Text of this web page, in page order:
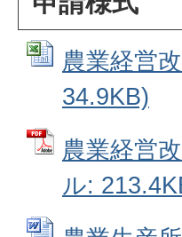
農業経営
34.9KB)
農業経営
ル: